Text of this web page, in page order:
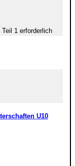
1 erforderlich
U10